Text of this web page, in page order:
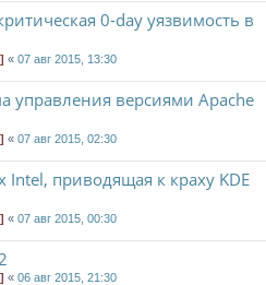
0-day уязвимость в
« 07 авг 2015, 13:30
управления версиями Apache
« 07 авг 2015, 02:30
приводящая к краху KDE
« 07 авг 2015, 00:30
« 06 авг 2015, 21:30